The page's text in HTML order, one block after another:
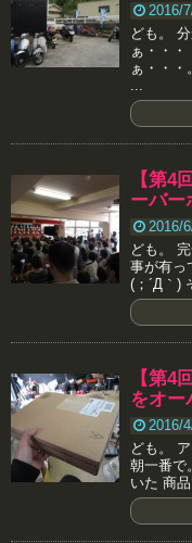
2016/
ども。
ぁ・・
ぁ・・・
【第4
ーバー
2016/
ども。
事が有っ
(；´Д｀)
【第4
をオー
2016/
ども。
朝一番で
いた 商